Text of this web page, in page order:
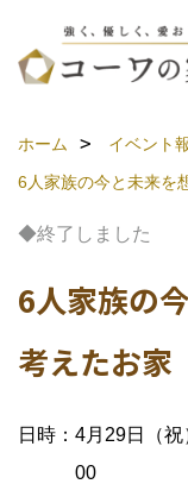
ホーム
イベント
6人家族の今と未来を
◆終了しました
6人家族の
考えたお家
日時：4月29日（
00